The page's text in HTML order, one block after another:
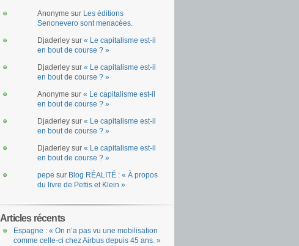
Anonyme sur Les éditions
Senonevero sont menacées.
Djaderley sur « Le capitalisme est-il
en bout de course ? »
Djaderley sur « Le capitalisme est-il
en bout de course ? »
Anonyme sur « Le capitalisme est-il
en bout de course ? »
Djaderley sur « Le capitalisme est-il
en bout de course ? »
Djaderley sur « Le capitalisme est-il
en bout de course ? »
pepe sur Blog RÉALITÉ : « À propos
du livre de Pettis et Klein »
Articles récents
Espagne : « On n’a pas vu une mobilisation
comme celle-ci chez Airbus depuis 45 ans. »